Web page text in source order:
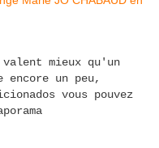
valent mieux qu'un
encore un peu,
vous pouvez